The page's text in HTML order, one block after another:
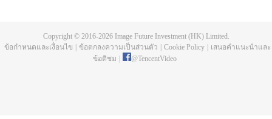
จากนั้นเขาก็ได้ออกจากดาวโลกมุ่งสู่จักรวาล เรื่องราวการต่อสู้ได้เริ่มขึ้นแล้ว รับชม
Copyright © 2016-2026Image Future Investment (HK) Limited.
ข้อกำหนดและเงื่อนไข
ข้อตกลงความเป็นส่วนตัว Cookie Policy
เสนอคำแนะนำและ
ข้อติชม
@TencentVideo